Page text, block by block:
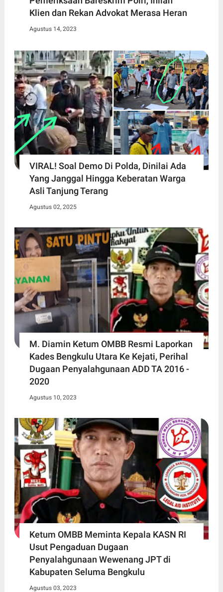
Klien dan Rekan Advokat Merasa Heran
Agustus 14, 2023
VIRAL! Soal Demo Di Polda, Dinilai Ada
Yang Janggal Hingga Keberatan Warga
Asli Tanjung Terang
Agustus 02, 2025
M. Diamin Ketum OMBB Resmi Laporkan
Kades Bengkulu Utara Ke Kejati, Perihal
Dugaan Penyalahgunaan ADD TA 2016 -
2020
Agustus 10, 2023
Ketum OMBB Meminta Kepala KASN RI
Usut Pengaduan Dugaan
Penyalahgunaan Wewenang JPT di
Kabupaten Seluma Bengkulu
Agustus 03, 2023